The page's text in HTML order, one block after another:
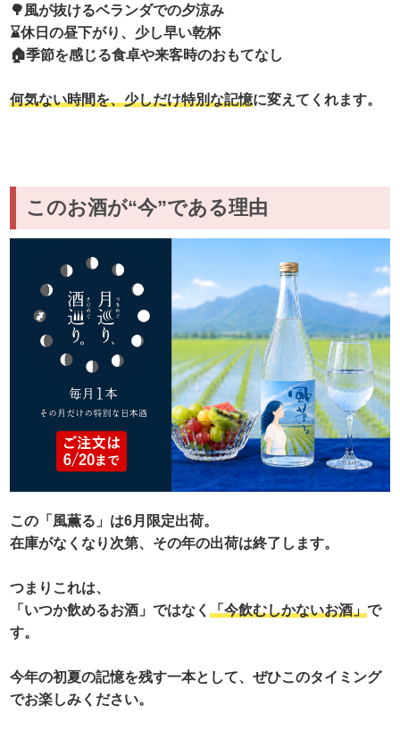
🌳風が抜けるベランダでの夕涼み
⌛️休日の昼下がり、少し早い乾杯
🏠季節を感じる食卓や来客時のおもてなし
何気ない時間を、少しだけ特別な記憶に変えてくれます。
このお酒が“今”である理由
この「風薫る」は6月限定出荷。
在庫がなくなり次第、その年の出荷は終了します。
つまりこれは、
「いつか飲めるお酒」ではなく「今飲むしかないお酒」で
す。
今年の初夏の記憶を残す一本として、ぜひこのタイミング
でお楽しみください。